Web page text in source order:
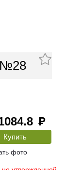
№28
руб
фото